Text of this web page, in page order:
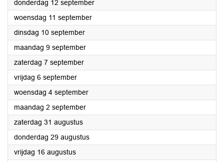
donderdag 12 september2024
woensdag 11 september2024
dinsdag 10 september2024
maandag 9 september2024
zaterdag 7 september2024
vrijdag 6 september2024
woensdag 4 september2024
maandag 2 september2024
zaterdag 31 augustus2024
donderdag 29 augustus2024
vrijdag 16 augustus2024